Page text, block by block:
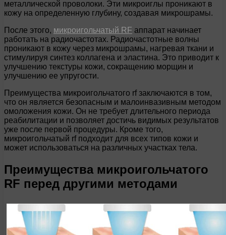
металлической проволоки. Эти микроиглы проникают в
кожу на определенную глубину, создавая микрошрамы.
После этого, микроигольчатый RF аппарат начинает
работать на радиочастотах. Радиочастотные волны
проникают в кожу через микрошрамы, нагревая ткани и
стимулируя синтез коллагена и эластина. Это приводит к
улучшению текстуры кожи, сокращению морщин и
улучшению ее упругости.
Преимущества микроигольчатого rf заключаются в том,
что он является безопасным и малоинвазивным методом
омоложения кожи. Он не требует длительного периода
реабилитации и позволяет достичь видимых результатов
уже после первой процедуры. Кроме того,
микроигольчатый rf подходит для всех типов кожи и
может использоваться на различных участках тела.
Преимущества микроигольчатого
RF перед другими методами